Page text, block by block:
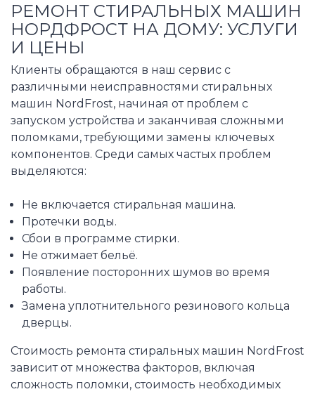
РЕМОНТ СТИРАЛЬНЫХ МАШИН
НОРДФРОСТ НА ДОМУ: УСЛУГИ
И ЦЕНЫ
Клиенты обращаются в наш сервис с
различными неисправностями стиральных
машин NordFrost, начиная от проблем с
запуском устройства и заканчивая сложными
поломками, требующими замены ключевых
компонентов. Среди самых частых проблем
выделяются:
Не включается стиральная машина.
Протечки воды.
Сбои в программе стирки.
Не отжимает бельё.
Появление посторонних шумов во время
работы.
Замена уплотнительного резинового кольца
дверцы.
Стоимость ремонта стиральных машин NordFrost
зависит от множества факторов, включая
сложность поломки, стоимость необходимых